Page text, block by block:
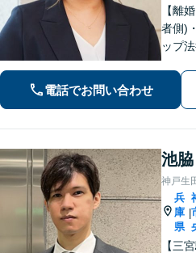
【離
者側)
ップ
対応(
専門
電話でお問い合わせ
池
神戸生
兵
庫
県
|
【三